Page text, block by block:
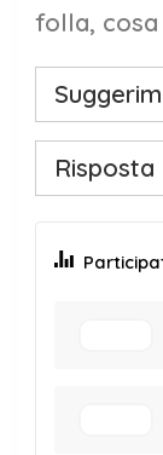
folla, cosa
Risposta